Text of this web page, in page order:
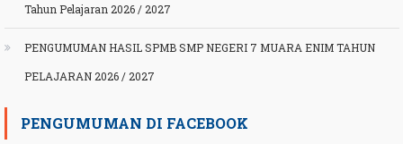
Tahun Pelajaran 2026 / 2027
PENGUMUMAN HASIL SPMB SMP NEGERI 7 MUARA ENIM TAHUN
PELAJARAN 2026 / 2027
PENGUMUMAN DI FACEBOOK